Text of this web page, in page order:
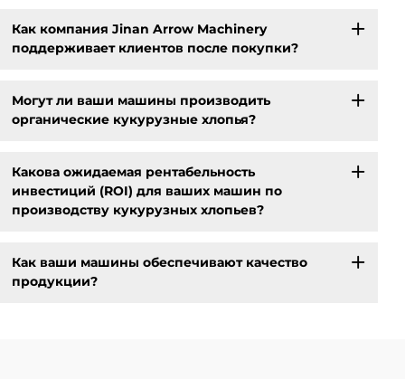
Как компания Jinan Arrow Machinery
поддерживает клиентов после покупки?
Могут ли ваши машины производить
органические кукурузные хлопья?
Какова ожидаемая рентабельность
инвестиций (ROI) для ваших машин по
производству кукурузных хлопьев?
Как ваши машины обеспечивают качество
продукции?